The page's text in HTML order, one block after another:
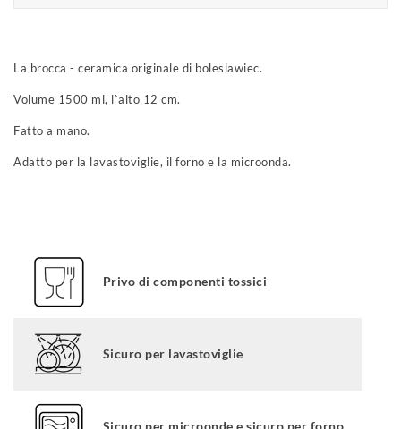
La brocca - ceramica originale di boleslawiec.
Volume 1500 ml, l`alto 12 cm.
Fatto a mano.
Adatto per la lavastoviglie, il forno e la microonda.
Privo di componenti tossici
Sicuro per lavastoviglie
Sicuro per microonde e sicuro per forno